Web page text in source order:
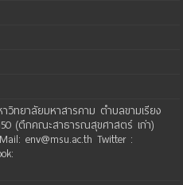
ทยาลัยมหาสารคาม ตำบลขามเรียง
(ตึกคณะสาธารณสุขศาสตร์ เก่า)
env@msu.ac.th Twitter :